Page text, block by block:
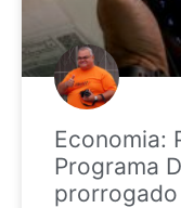
Economia:
Programa
prorrogado